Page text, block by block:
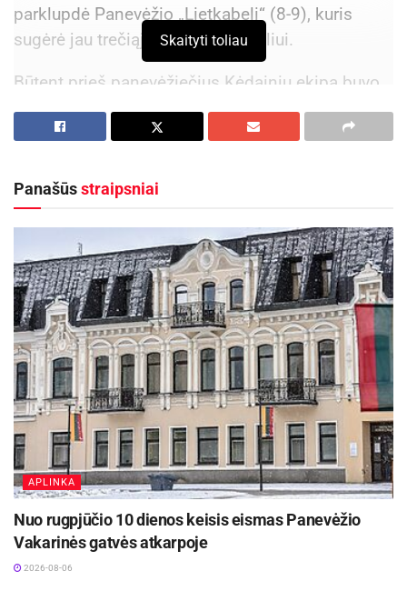
parklupdė Panevėžio „Lietkabelį“ (8-9), kuris
sugėrė jau trečiąją nesėkmę paeiliui.
Būtent prieš panevėžiečius Kėdainių ekipa buvo
iškovojusi paskutinę iki šol savo pergalę dar
praėjusių metų pabaigoje (77:69).
Nugalėtojų gretose ryškiausias buvo perimetro
žaidėjų duetas – Seltonas Miguelis ir Justinas
Ramanauskas. Angolietis pelnė 18 taškų ir
sukaupė 15 naudingumo balų, o lietuvis pridėjo
14 taškų ir tiek pat naudingumo balų.
Aktualios naujienos
Rugsėjo 11–13 dienomis Panevėžys švęs 523-
iąjį gimtadienį
2026-08-06
Vyksta papildomas priėmimas į Panevėžio
kolegiją – dar galima pretenduoti į valstybės
finansuojamas studijų vietas
Su „Nevėžio-Paskolų klubo“ marškinėliais
Skaityti toliau
Panašūsstraipsniai
APLINKA
Nuo rugpjūčio 10 dienos keisis eismas Panevėžio
Vakarinės gatvės atkarpoje
2026-08-06